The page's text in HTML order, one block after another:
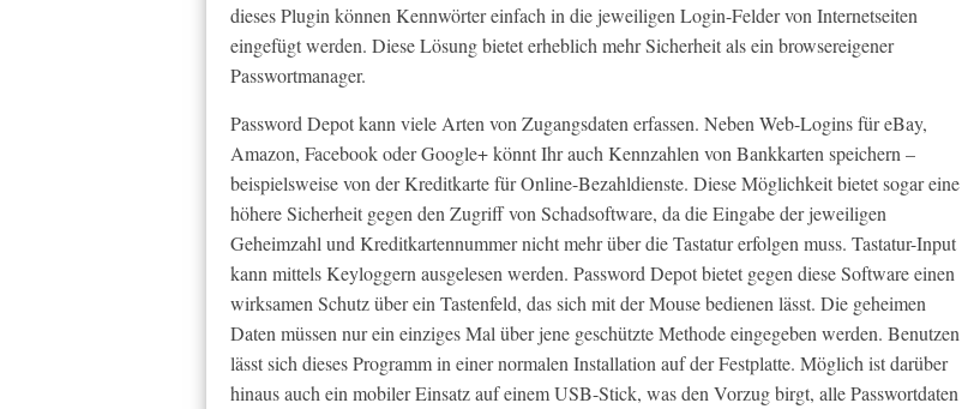
dieses Plugin können Kennwörter einfach in die jeweiligen Login-Felder von Internetseiten
eingefügt werden. Diese Lösung bietet erheblich mehr Sicherheit als ein browsereigener
Passwortmanager.
Password Depot kann viele Arten von Zugangsdaten erfassen. Neben Web-Logins für eBay,
Amazon, Facebook oder Google+ könnt Ihr auch Kennzahlen von Bankkarten speichern –
beispielsweise von der Kreditkarte für Online-Bezahldienste. Diese Möglichkeit bietet sogar eine
höhere Sicherheit gegen den Zugriff von Schadsoftware, da die Eingabe der jeweiligen
Geheimzahl und Kreditkartennummer nicht mehr über die Tastatur erfolgen muss. Tastatur-Input
kann mittels Keyloggern ausgelesen werden. Password Depot bietet gegen diese Software einen
wirksamen Schutz über ein Tastenfeld, das sich mit der Mouse bedienen lässt. Die geheimen
Daten müssen nur ein einziges Mal über jene geschützte Methode eingegeben werden. Benutzen
lässt sich dieses Programm in einer normalen Installation auf der Festplatte. Möglich ist darüber
hinaus auch ein mobiler Einsatz auf einem USB-Stick, was den Vorzug birgt, alle Passwortdaten